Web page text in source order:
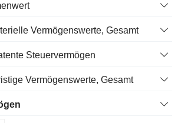
Vermögenswerte, Gesamt
Steuervermögen
Vermögenswerte, Gesamt